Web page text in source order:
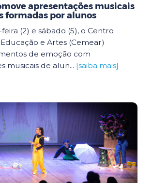
apresentações musicais
formadas por alunos
(2) e sábado (5), o Centro
e Artes (Cemear)
de emoção com
musicais de alun... [saiba mais]